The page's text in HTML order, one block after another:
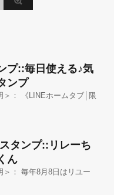
プ::毎日使える♪気
ンプ
＞： 《LINEホームタブ│限
タンプ::リレーち
ん
＞： 毎年8月8日はリユー